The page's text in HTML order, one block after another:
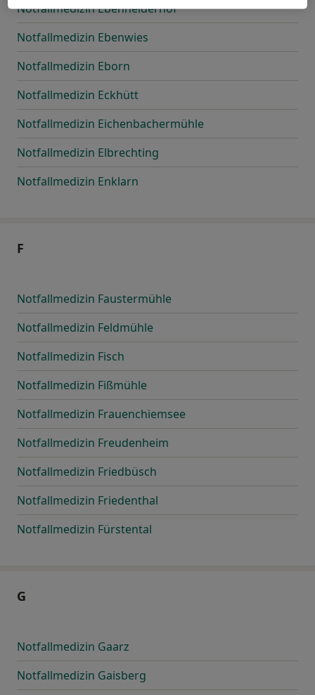
Notfallmedizin Ebenheiderhof
Notfallmedizin Ebenwies
Notfallmedizin Eborn
Notfallmedizin Eckhütt
Notfallmedizin Eichenbachermühle
Notfallmedizin Elbrechting
Notfallmedizin Enklarn
F
Notfallmedizin Faustermühle
Notfallmedizin Feldmühle
Notfallmedizin Fisch
Notfallmedizin Fißmühle
Notfallmedizin Frauenchiemsee
Notfallmedizin Freudenheim
Notfallmedizin Friedbüsch
Notfallmedizin Friedenthal
Notfallmedizin Fürstental
G
Notfallmedizin Gaarz
Notfallmedizin Gaisberg